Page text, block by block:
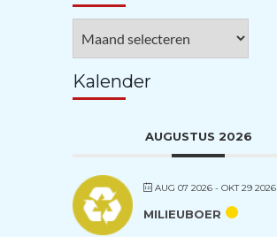
Kalender
AUGUSTUS 2026
AUG 07 2026- OKT 29 2026
MILIEUBOER